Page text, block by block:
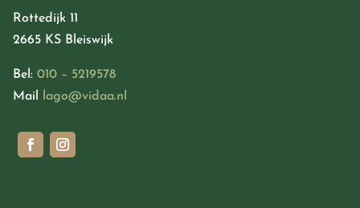
Rottedijk 11
2665 KS Bleiswijk
Bel:010 – 5219578
Mail
lago@vidaa.nl